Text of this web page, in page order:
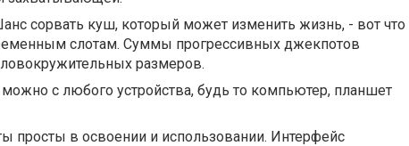
сорвать куш, который может изменить жизнь, - вот что
слотам. Суммы прогрессивных джекпотов
размеров.
с любого устройства, будь то компьютер, планшет
просты в освоении и использовании. Интерфейс